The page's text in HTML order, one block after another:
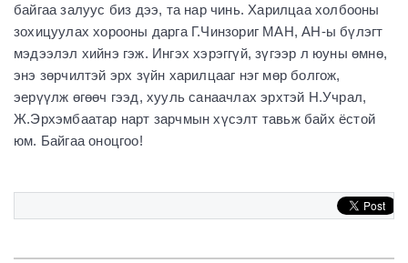
байгаа залуус биз дээ, та нар чинь. Харилцаа холбооны
зохицуулах хорооны дарга Г.Чинзориг МАН, АН-ы бүлэгт
мэдээлэл хийнэ гэж. Ингэх хэрэггүй, зүгээр л юуны өмнө,
энэ зөрчилтэй эрх зүйн харилцааг нэг мөр болгож,
эерүүлж өгөөч гээд, хууль санаачлах эрхтэй Н.Учрал,
Ж.Эрхэмбаатар нарт зарчмын хүсэлт тавьж байх ёстой
юм. Байгаа оноцгоо!